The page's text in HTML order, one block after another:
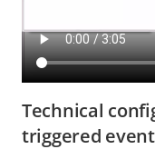
Technical
triggered event